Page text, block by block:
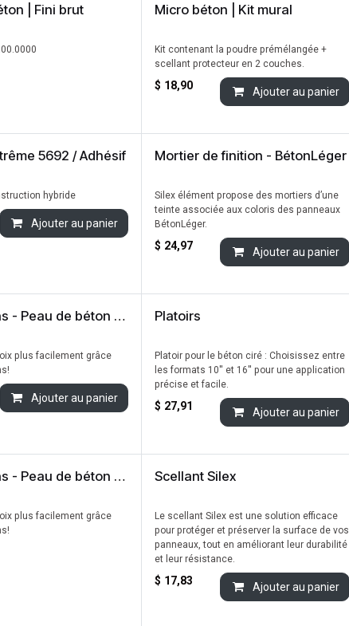
| Fini brut Micro béton | Kit mural
Kit contenant la poudre prémélangée +
scellant protecteur en 2 couches.
$ 18,90 Ajouter au panier
5692 / Adhésif
hybride
Ajouter au panier
Mortier de finition - BétonLéger
Silex élément propose des mortiers d’une
teinte associée aux coloris des panneaux
BétonLéger.
$ 24,97 Ajouter au panier
Échantillons - Peau de béton | Fini brut 4''x4''
plus facilement grâce
Ajouter au panier
Platoirs
Platoir pour le béton ciré : Choisissez entre
les formats 10'' et 16'' pour une application
précise et facile.
$ 27,91 Ajouter au panier
Échantillons - Peau de béton | Fini métal 4''x4''
plus facilement grâce
Scellant Silex
Le scellant Silex est une solution efficace
pour protéger et préserver la surface de vos
panneaux, tout en améliorant leur durabilité
et leur résistance.
$ 17,83 Ajouter au panier